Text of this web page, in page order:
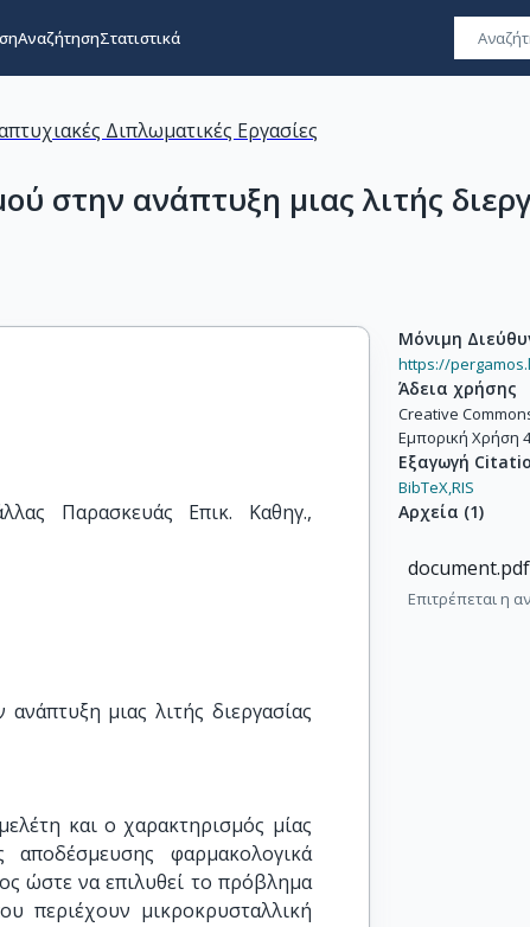
ΑναζήτησηΣτατιστικά
Διπλωματικές Εργασίες
στην ανάπτυξη μιας λιτής
Παρασκευάς Επικ. Καθηγ.,
μιας λιτής διεργασίας
και ο χαρακτηρισμός μίας
αποδέσμευσης φαρμακολογικά
ώστε να επιλυθεί το πρόβλημα
περιέχουν μικροκρυσταλλική
Μόνιμη
https://
Άδεια χρήσης
Creative
Εμπορική Χρήση
Εξαγωγή
BibTeX,RIS
Αρχεία (1)
document.pdf
Επιτρέπεται η